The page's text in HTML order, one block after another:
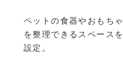
ペットの食器やおもちゃ
を整理できるスペースを
設定。